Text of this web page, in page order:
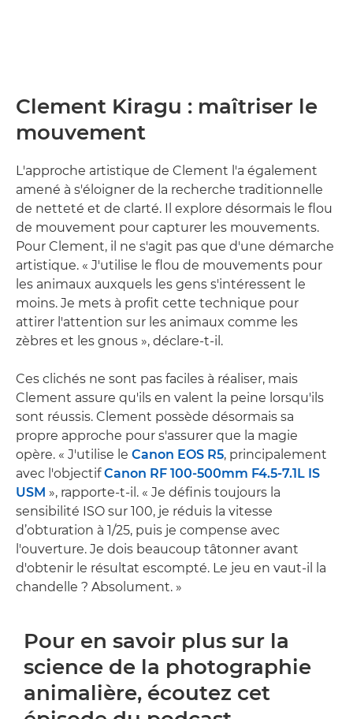
Clement Kiragu : maîtriser le
mouvement
L'approche artistique de Clement l'a également
amené à s'éloigner de la recherche traditionnelle
de netteté et de clarté. Il explore désormais le flou
de mouvement pour capturer les mouvements.
Pour Clement, il ne s'agit pas que d'une démarche
artistique. « J'utilise le flou de mouvements pour
les animaux auxquels les gens s'intéressent le
moins. Je mets à profit cette technique pour
attirer l'attention sur les animaux comme les
zèbres et les gnous », déclare-t-il.
Ces clichés ne sont pas faciles à réaliser, mais
Clement assure qu'ils en valent la peine lorsqu'ils
sont réussis. Clement possède désormais sa
propre approche pour s'assurer que la magie
opère. « J'utilise le Canon EOS R5, principalement
avec l'objectifCanon RF 100-500mm F4.5-7.1L IS
USM », rapporte-t-il. « Je définis toujours la
sensibilité ISO sur 100, je réduis la vitesse
d’obturation à 1/25, puis je compense avec
l'ouverture. Je dois beaucoup tâtonner avant
d'obtenir le résultat escompté. Le jeu en vaut-il la
chandelle ? Absolument. »
Pour en savoir plus sur la
science de la photographie
animalière, écoutez cet